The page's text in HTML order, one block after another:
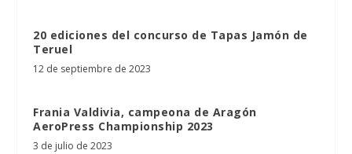
20 ediciones del concurso de Tapas Jamón de
Teruel
12 de septiembre de 2023
Frania Valdivia, campeona de Aragón
AeroPress Championship 2023
3 de julio de 2023